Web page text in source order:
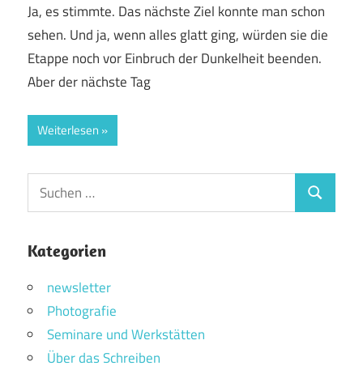
Ja, es stimmte. Das nächste Ziel konnte man schon
sehen. Und ja, wenn alles glatt ging, würden sie die
Etappe noch vor Einbruch der Dunkelheit beenden.
Aber der nächste Tag
Weiterlesen
Suchen
nach:
Suchen
Kategorien
newsletter
Photografie
Seminare und Werkstätten
Über das Schreiben